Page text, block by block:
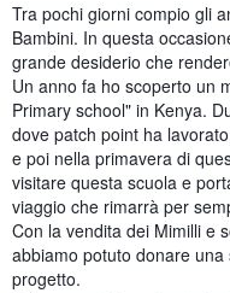
Tra pochi giorni compio gli
Bambini. In questa
grande desiderio che
Un anno fa ho scoperto un
Primary school" in Kenya.
dove patch point ha
e poi nella primavera di
visitare questa scuola e
viaggio che rimarrà per
Con la vendita dei Mimilli e
abbiamo potuto donare
progetto.